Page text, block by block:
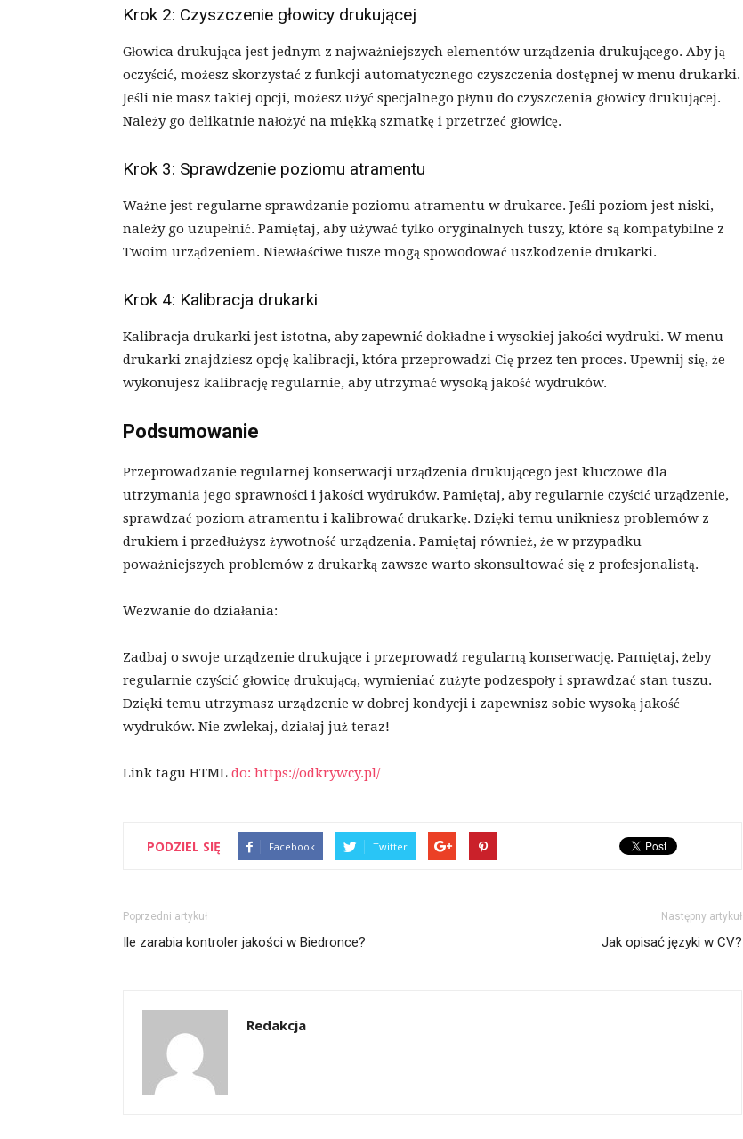
Krok 2: Czyszczenie głowicy drukującej
Głowica drukująca jest jednym z najważniejszych elementów urządzenia drukującego. Aby ją
oczyścić, możesz skorzystać z funkcji automatycznego czyszczenia dostępnej w menu drukarki.
Jeśli nie masz takiej opcji, możesz użyć specjalnego płynu do czyszczenia głowicy drukującej.
Należy go delikatnie nałożyć na miękką szmatkę i przetrzeć głowicę.
Krok 3: Sprawdzenie poziomu atramentu
Ważne jest regularne sprawdzanie poziomu atramentu w drukarce. Jeśli poziom jest niski,
należy go uzupełnić. Pamiętaj, aby używać tylko oryginalnych tuszy, które są kompatybilne z
Twoim urządzeniem. Niewłaściwe tusze mogą spowodować uszkodzenie drukarki.
Krok 4: Kalibracja drukarki
Kalibracja drukarki jest istotna, aby zapewnić dokładne i wysokiej jakości wydruki. W menu
drukarki znajdziesz opcję kalibracji, która przeprowadzi Cię przez ten proces. Upewnij się, że
wykonujesz kalibrację regularnie, aby utrzymać wysoką jakość wydruków.
Podsumowanie
Przeprowadzanie regularnej konserwacji urządzenia drukującego jest kluczowe dla
utrzymania jego sprawności i jakości wydruków. Pamiętaj, aby regularnie czyścić urządzenie,
sprawdzać poziom atramentu i kalibrować drukarkę. Dzięki temu unikniesz problemów z
drukiem i przedłużysz żywotność urządzenia. Pamiętaj również, że w przypadku
poważniejszych problemów z drukarką zawsze warto skonsultować się z profesjonalistą.
Wezwanie do działania:
Zadbaj o swoje urządzenie drukujące i przeprowadź regularną konserwację. Pamiętaj, żeby
regularnie czyścić głowicę drukującą, wymieniać zużyte podzespoły i sprawdzać stan tuszu.
Dzięki temu utrzymasz urządzenie w dobrej kondycji i zapewnisz sobie wysoką jakość
wydruków. Nie zwlekaj, działaj już teraz!
Link tagu HTML do: https://odkrywcy.pl/
PODZIEL SIĘ Facebook Twitter
Poprzedni artykuł
Ile zarabia kontroler jakości w Biedronce?
Następny artykuł
Jak opisać języki w CV?
Redakcja